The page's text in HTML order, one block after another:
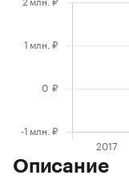
Описание